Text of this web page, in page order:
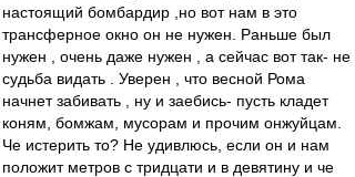
настоящий бомбардир ,но вот нам в это
трансферное окно он не нужен. Раньше был
нужен , очень даже нужен , а сейчас вот так- не
судьба видать . Уверен , что весной Рома
начнет забивать , ну и заебись- пусть кладет
коням, бомжам, мусорам и прочим онжуйцам.
Че истерить то? Не удивлюсь, если он и нам
положит метров с тридцати и в девятину и че